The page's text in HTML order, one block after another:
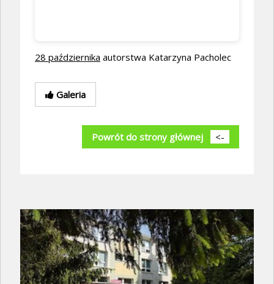
28 października autorstwa Katarzyna Pacholec
Galeria
Powrót do strony głównej <-